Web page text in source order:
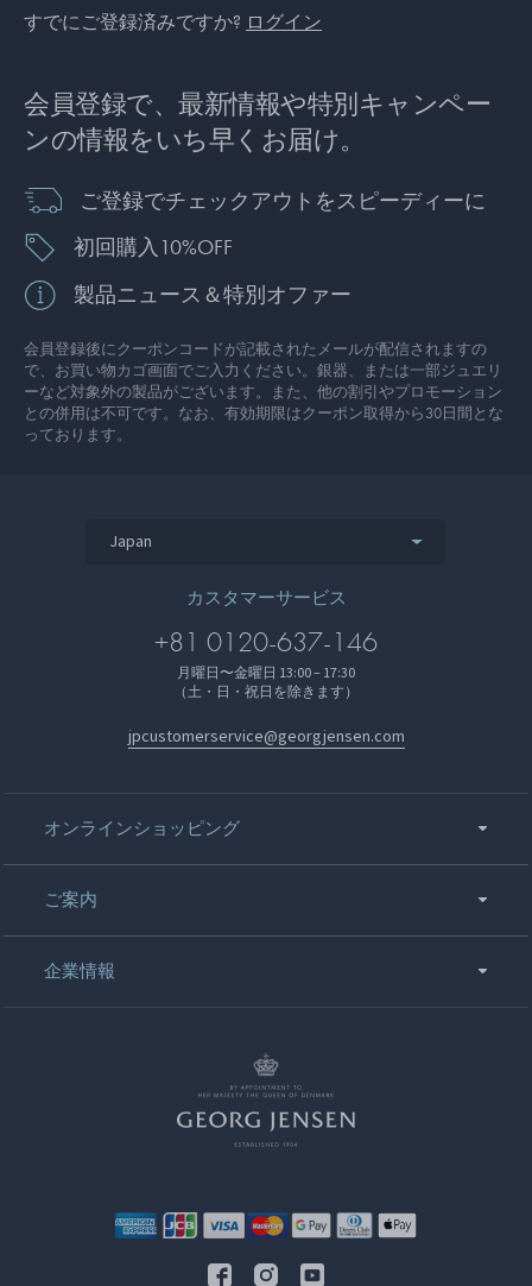
すでにご登録済みですか? ログイン
会員登録で、最新情報や特別キャンペー
ンの情報をいち早くお届け。
ご登録でチェックアウトをスピーディーに
初回購入10%OFF
製品ニュース＆特別オファー
会員登録後にクーポンコードが記載されたメールが配信されますの
で、お買い物カゴ画面でご入力ください。銀器、または一部ジュエリ
ーなど対象外の製品がございます。また、他の割引やプロモーション
との併用は不可です。なお、有効期限はクーポン取得から30日間とな
っております。
Japan
カスタマーサービス
+81 0120-637-146
月曜日〜金曜日 13:00 – 17:30
（土・日・祝日を除きます）
jpcustomerservice@georgjensen.com
オンラインショッピング
ご案内
企業情報